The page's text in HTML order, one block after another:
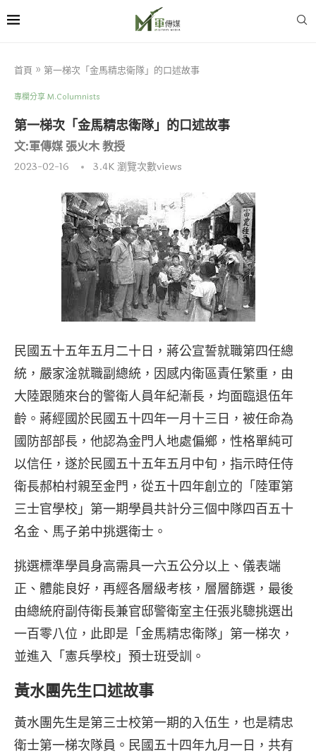
首頁 » 第一梯次「金馬精忠衛隊」的口述故事
專欄分享 M.Columnists
第一梯次「金馬精忠衛隊」的口述故事
文:軍傳媒 張火木 教授
2023-02-16 3.4K瀏覽次數views
民國五十五年五月二十日，蔣公宣誓就職第四任總
統，嚴家淦就職副總統，因感内衛區責任繁重，由
大陸跟随來台的警衛人員年紀漸長，均面臨退伍年
齡。蔣經國於民國五十四年一月十三日，被任命為
國防部部長，他認為金門人地處偏鄉，性格單純可
以信任，遂於民國五十五年五月中旬，指示時任侍
衛長郝柏村親至金門，從五十四年創立的「陸軍第
三士官學校」第一期學員共計分三個中隊四百五十
名金、馬子弟中挑選衛士。
挑選標準學員身高需具一六五公分以上、儀表端
正、體能良好，再經各層級考核，層層篩選，最後
由總統府副侍衛長兼官邸警衛室主任張兆驄挑選出
一百零八位，此即是「金馬精忠衛隊」第一梯次，
並進入「憲兵學校」預士班受訓。
黃水團先生口述故事
黃水團先生是第三士校第一期的入伍生，也是精忠
衛士第一梯次隊員。民國五十四年九月一日，共有